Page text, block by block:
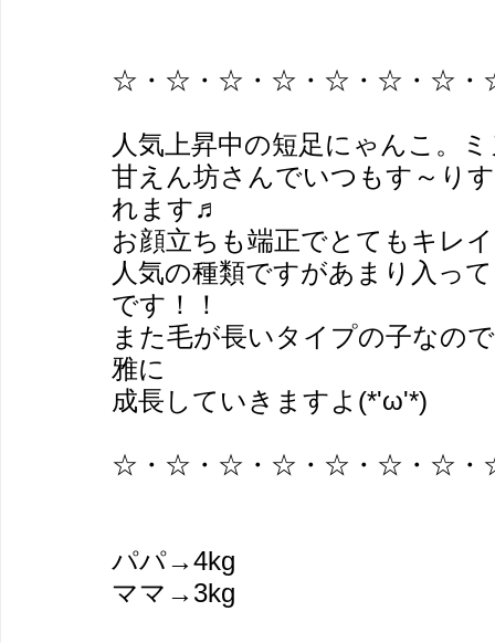
☆・☆・☆・☆・☆・☆・☆
人気上昇中の短足にゃんこ。
甘えん坊さんでいつもす～り
れます♬
お顔立ちも端正でとてもキレ
人気の種類ですがあまり入っ
です！！
また毛が長いタイプの子なの
雅に
成長していきますよ(*'ω'*)
☆・☆・☆・☆・☆・☆・☆
パパ→4kg
ママ→3kg